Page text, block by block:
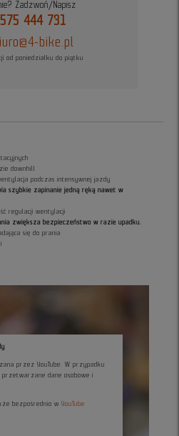
Zadzwoń/Napisz
575 444 731
bike.pl
od poniedziałku do piątku
downhill
podczas intensywnej jazdy
szybkie zapinanie jedną ręką nawet w
regulacji wentylacji
zwiększa bezpieczeństwo w razie upadku.
się do prania
przez YouTube. W przypadku
dane osobowe i
bezpośrednio w YouTube